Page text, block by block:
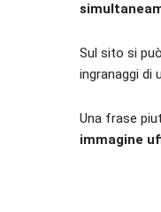
Sul sito si
ingranaggi di
Una frase
immagine